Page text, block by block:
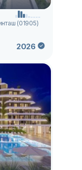
(01905)
2026